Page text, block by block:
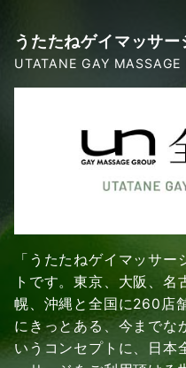
うたたねゲイマッサ
UTATANE GAY MASSAGE
「うたたねゲイマッサ
トです。東京、大阪、
幌、沖縄と全国に260店
にきっとある、今までな
いうコンセプトに、日本